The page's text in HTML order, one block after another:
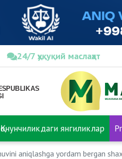
24/7 ҳуқуқий маслаҳат
Қонунчиликдаги янгиликлар
aniqlashga yordam bergan